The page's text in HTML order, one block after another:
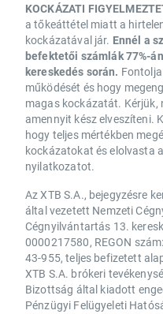
KOCKÁZATI
a tőkeáttétel miatt a
kockázatával jár. Ennél a
befektetői számlák 77%-
kereskedés során.
működését és hogy
magas kockázatát.
amennyit kész elveszíteni.
hogy teljes mértékben
kockázatokat és elolvasta
nyilatkozatot.
Az XTB S.A., bejegyzésre
által vezetett Nemzeti
Cégnyilvántartás 13.
0000217580, REGON
43-955, teljes befizetett
XTB S.A. brókeri
Bizottság által kiadott
Pénzügyi Felügyeleti